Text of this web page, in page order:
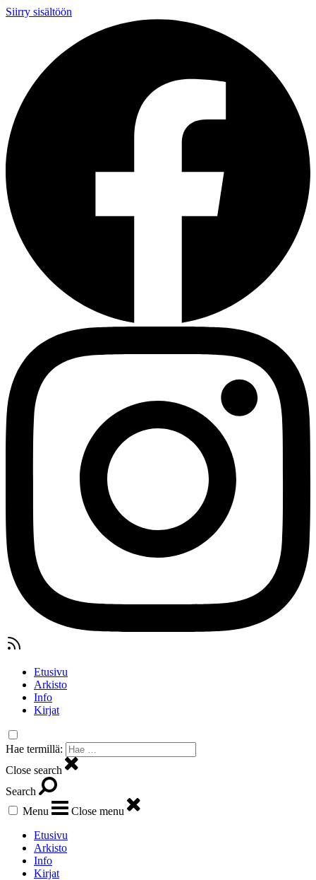
Siirry sisältöön
Etusivu
Arkisto
Info
Kirjat
Hae termillä:
Close search
Search
Menu
Close menu
Etusivu
Arkisto
Info
Kirjat